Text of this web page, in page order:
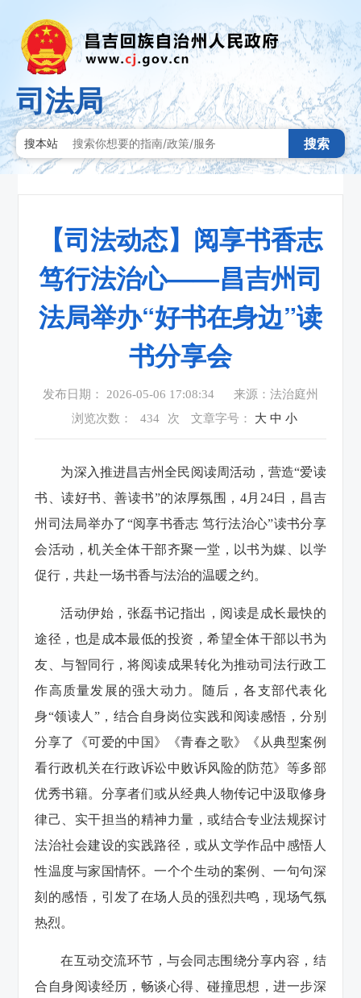
司法局
搜本站 搜索
【司法动态】阅享书香志
笃行法治心——昌吉州司
法局举办“好书在身边”读
书分享会
发布日期： 2026-05-06 17:08:34
来源：法治庭州
浏览次数：
434 次 文章字号： 大 中 小
为深入推进昌吉州全民阅读周活动，营造“爱读
书、读好书、善读书”的浓厚氛围，4月24日，昌吉
州司法局举办了“阅享书香志 笃行法治心”读书分享
会活动，机关全体干部齐聚一堂，以书为媒、以学
促行，共赴一场书香与法治的温暖之约。
活动伊始，张磊书记指出，阅读是成长最快的
途径，也是成本最低的投资，希望全体干部以书为
友、与智同行，将阅读成果转化为推动司法行政工
作高质量发展的强大动力。随后，各支部代表化
身“领读人”，结合自身岗位实践和阅读感悟，分别
分享了《可爱的中国》《青春之歌》《从典型案例
看行政机关在行政诉讼中败诉风险的防范》等多部
优秀书籍。分享者们或从经典人物传记中汲取修身
律己、实干担当的精神力量，或结合专业法规探讨
法治社会建设的实践路径，或从文学作品中感悟人
性温度与家国情怀。一个个生动的案例、一句句深
刻的感悟，引发了在场人员的强烈共鸣，现场气氛
热烈。
在互动交流环节，与会同志围绕分享内容，结
合自身阅读经历，畅谈心得、碰撞思想，进一步深